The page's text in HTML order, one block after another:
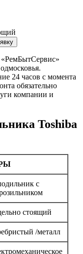
«РемБытСервис»
24 часов с момента
обязательно
компании и
Toshiba
с
стоящий
/металл